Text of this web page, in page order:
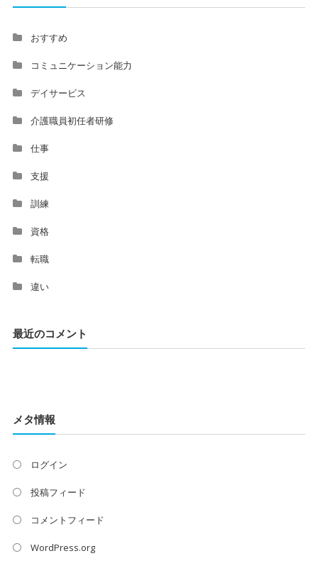
おすすめ
コミュニケーション能力
デイサービス
介護職員初任者研修
仕事
支援
訓練
資格
転職
違い
最近のコメント
メタ情報
ログイン
投稿フィード
コメントフィード
WordPress.org